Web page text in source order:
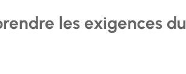
les exigences du